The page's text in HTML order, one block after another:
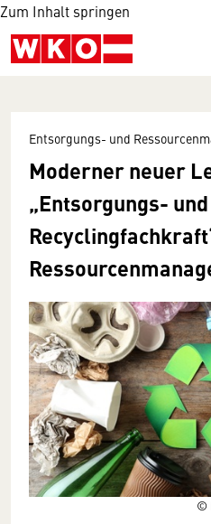
Zum Inhalt springen
©
Entsorgungs- und
Moderner neuer
„Entsorgungs- und